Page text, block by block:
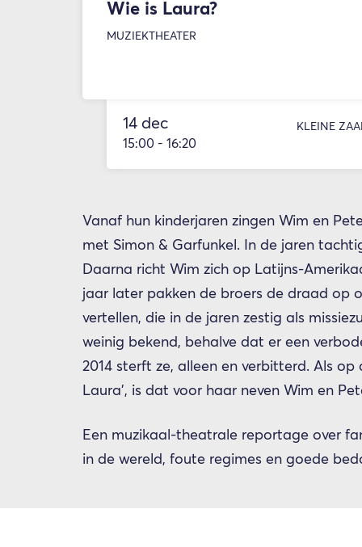
Wie is Laura?
MUZIEKTHEATER
14 dec
15:00 - 16:20
KLEINE
Vanaf hun kinderjaren zingen Wim en
met Simon & Garfunkel. In de jaren
Daarna richt Wim zich op Latijns-
jaar later pakken de broers de draad op
vertellen, die in de jaren zestig als
weinig bekend, behalve dat er een
2014 sterft ze, alleen en verbitterd. Als
Laura’, is dat voor haar neven Wim en
Een muzikaal-theatrale reportage over
in de wereld, foute regimes en goede